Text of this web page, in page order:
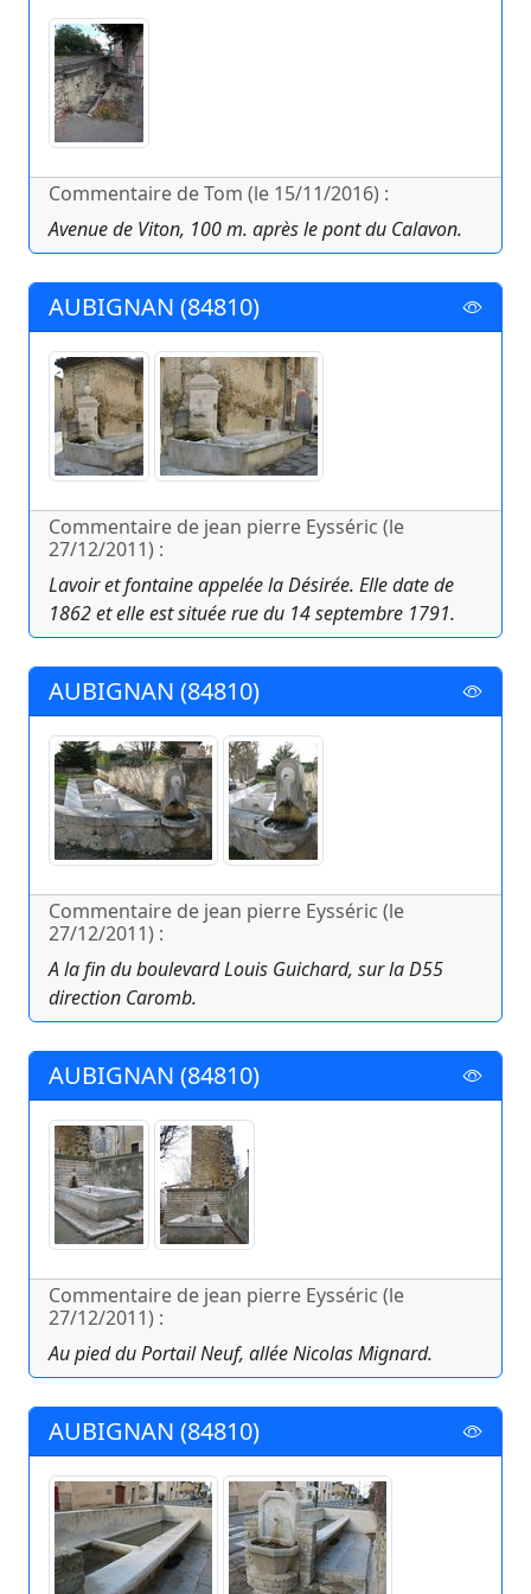
Commentaire de Tom (le 15/11/2016) :
Avenue de Viton, 100 m. après le pont du Calavon.
AUBIGNAN (84810)
Commentaire de jean pierre Eysséric (le
27/12/2011) :
Lavoir et fontaine appelée la Désirée. Elle date de
1862 et elle est située rue du 14 septembre 1791.
AUBIGNAN (84810)
Commentaire de jean pierre Eysséric (le
27/12/2011) :
A la fin du boulevard Louis Guichard, sur la D55
direction Caromb.
AUBIGNAN (84810)
Commentaire de jean pierre Eysséric (le
27/12/2011) :
Au pied du Portail Neuf, allée Nicolas Mignard.
AUBIGNAN (84810)